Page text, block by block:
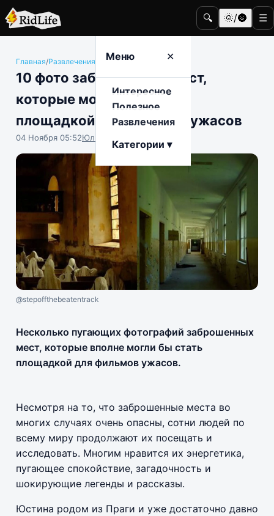
🔍 🌞/🌚 ☰
Меню ✕
Интересное
Полезное
Развлечения
Категории ▾
Главная/Развлечения Путешествия и туризм
10 фото заброшенных мест,
которые могли бы стать
площадкой для фильмов ужасов
04 Ноября 05:52Юлия Крофто
@stepoffthebeatentrack
Несколько пугающих фотографий заброшенных
мест, которые вполне могли бы стать
площадкой для фильмов ужасов.
Несмотря на то, что заброшенные места во
многих случаях очень опасны, сотни людей по
всему миру продолжают их посещать и
исследовать. Многим нравится их энергетика,
пугающее спокойствие, загадочность и
шокирующие легенды и рассказы.
Юстина родом из Праги и уже достаточно давно